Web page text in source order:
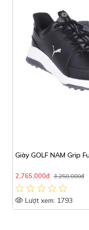
Giày GOLF NAM Grip
2,765,000đ 3,250,000đ
Lượt xem: 1793